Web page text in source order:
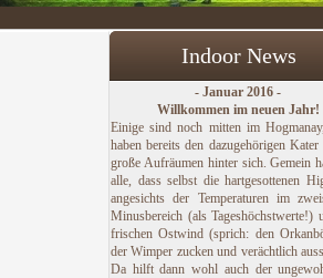
Indoor News
- Januar 2016 -
Willkommen im neuen Jahr!
Einige sind noch mitten im
haben bereits den dazugehörigen Kater
große Aufräumen hinter sich. Gemein
alle, dass selbst die hartgesottenen
angesichts der Temperaturen im
Minusbereich (als Tageshöchstwerte!)
frischen Ostwind (sprich: den
der Wimper zucken und verächtlich
Da hilft dann wohl auch der